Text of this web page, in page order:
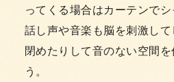
ってくる場合はカーテンで
話し声や音楽も脳を刺激し
閉めたりして音のない空間
う。